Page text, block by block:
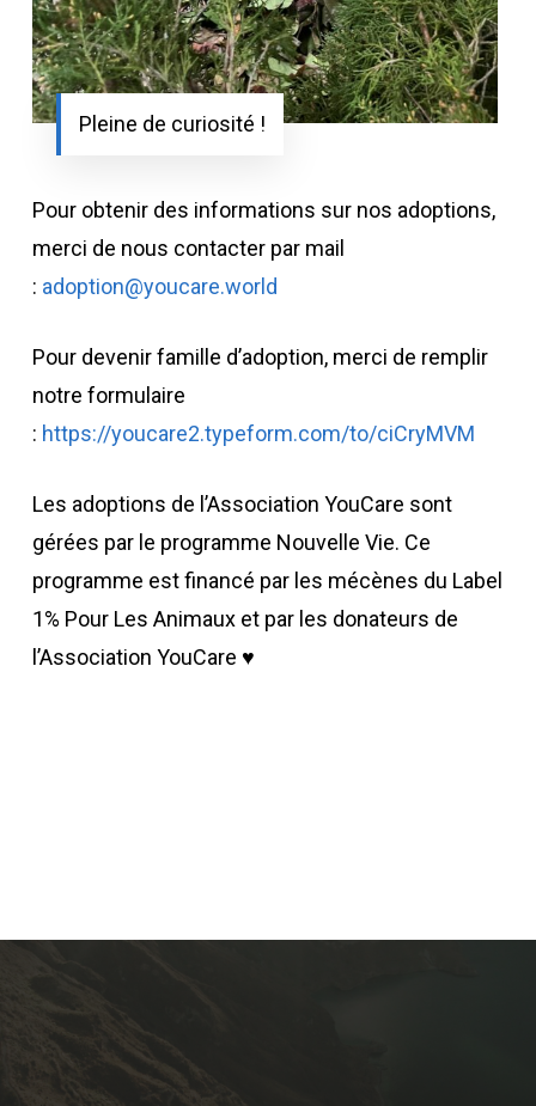
Pleine de curiosité !
Pour obtenir des informations sur nos adoptions,
merci de nous contacter par mail
: adoption@youcare.world
Pour devenir famille d’adoption, merci de remplir
notre formulaire
: https://youcare2.typeform.com/to/ciCryMVM
Les adoptions de l’Association YouCare sont
gérées par le programme Nouvelle Vie. Ce
programme est financé par les mécènes du Label
1% Pour Les Animaux et par les donateurs de
l’Association YouCare ♥